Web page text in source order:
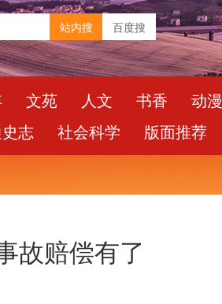
站内搜 百度搜
文苑 人文 书香
动漫
志
社会科学 版面推荐
故赔偿有了